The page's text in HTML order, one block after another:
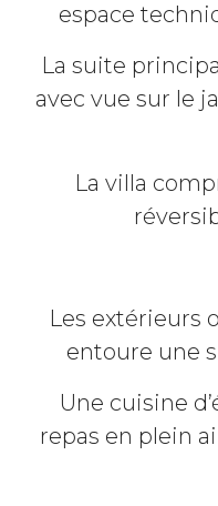
espace
La suite
avec vue sur le
La villa
Les extérieurs
entoure une
Une cuisine
repas en plein